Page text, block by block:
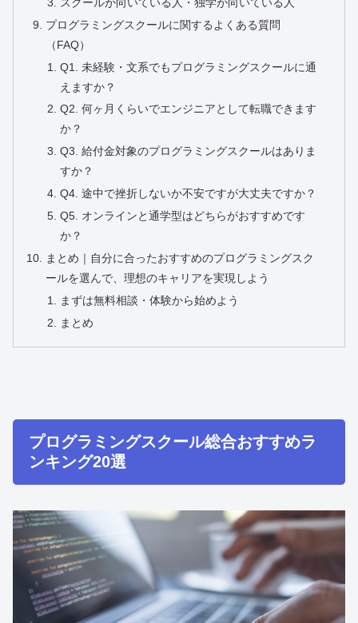
プログラミングスクールに関するよくある質問
（FAQ）
Q1. 未経験・文系でもプログラミングスクールに通
えますか？
Q2. 何ヶ月くらいでエンジニアとして転職できます
か？
Q3. 給付金対象のプログラミングスクールはありま
すか？
Q4. 途中で挫折しないか不安ですが大丈夫ですか？
Q5. オンラインと通学型はどちらがおすすめです
か？
まとめ｜自分に合ったおすすめのプログラミングスク
ールを選んで、理想のキャリアを実現しよう
まずは無料相談・体験から始めよう
まとめ
プログラミングスクール総合おすすめラ
ンキング20選